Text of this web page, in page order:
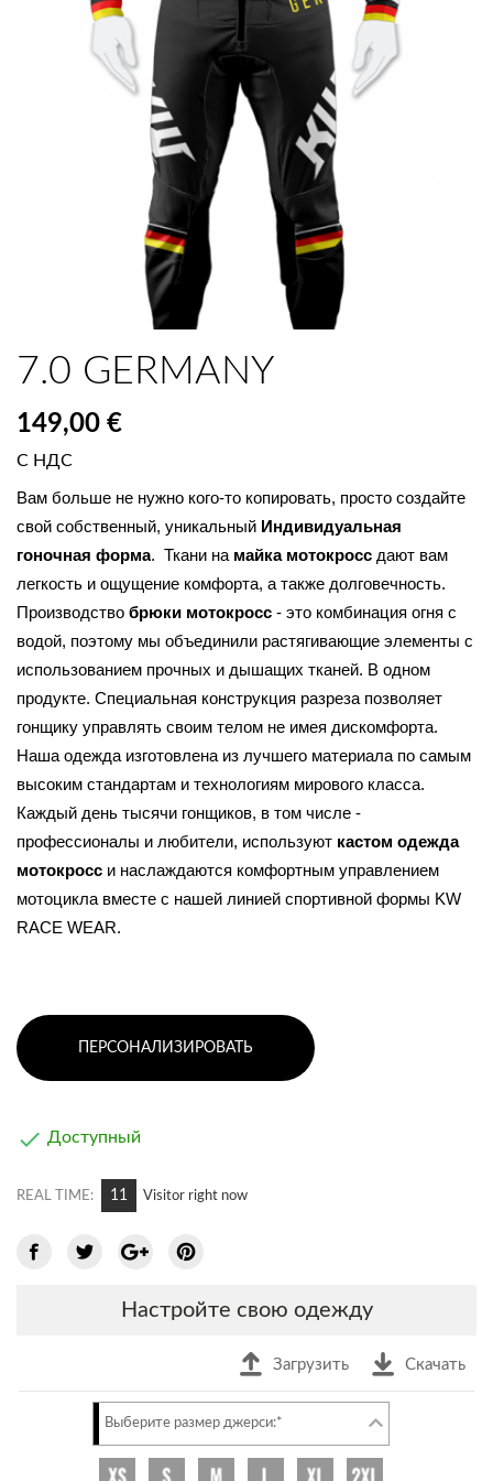
7.0 GERMANY
149,00 €
С НДС
Вам больше не нужно кого-то копировать, просто создайте
свой собственный, уникальный Индивидуальная
гоночная форма.  Ткани на майка мотокросс дают вам
легкость и ощущение комфорта, а также долговечность.
Производство брюки мотокросс - это комбинация огня с
водой, поэтому мы объединили растягивающие элементы с
использованием прочных и дышащих тканей. В одном
продукте. Специальная конструкция разреза позволяет
гонщику управлять своим телом не имея дискомфорта.
Наша одежда изготовлена из лучшего материала по самым
высоким стандартам и технологиям мирового класса.
Каждый день тысячи гонщиков, в том числе -
профессионалы и любители, используют кастом одежда
мотокросс и наслаждаются комфортным управлением
мотоцикла вместе с нашей линией спортивной формы KW
RACE WEAR.
ПЕРСОНАЛИЗИРОВАТЬ
 Доступный
REAL TIME: 10 Visitor right now
Настройте свою одежду
Загрузить Скачать
Выберите размер джерси:*